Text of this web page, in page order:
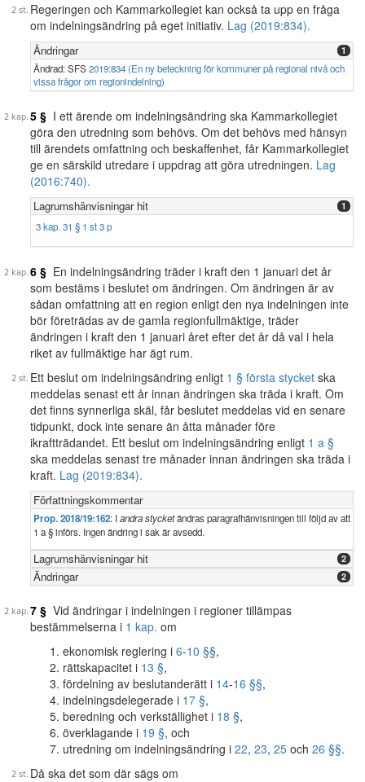
Regeringen och Kammarkollegiet kan också ta upp en fråga
om indelningsändring på eget initiativ. Lag (2019:834).
Ändringar 1
Ändrad: SFS2019:834 (En ny beteckning för kommuner på regional nivå och
vissa frågor om regionindelning)
5 § I ett ärende om indelningsändring ska Kammarkollegiet
göra den utredning som behövs. Om det behövs med hänsyn
till ärendets omfattning och beskaffenhet, får Kammarkollegiet
ge en särskild utredare i uppdrag att göra utredningen. Lag
(2016:740).
Lagrumshänvisningar hit 1
3 kap. 31 § 1 st 3 p
6 § En indelningsändring träder i kraft den 1 januari det år
som bestäms i beslutet om ändringen. Om ändringen är av
sådan omfattning att en region enligt den nya indelningen inte
bör företrädas av de gamla regionfullmäktige, träder
ändringen i kraft den 1 januari året efter det år då val i hela
riket av fullmäktige har ägt rum.
Ett beslut om indelningsändring enligt 1 § första stycket ska
meddelas senast ett år innan ändringen ska träda i kraft. Om
det finns synnerliga skäl, får beslutet meddelas vid en senare
tidpunkt, dock inte senare än åtta månader före
ikraftträdandet. Ett beslut om indelningsändring enligt 1 a §
ska meddelas senast tre månader innan ändringen ska träda i
kraft. Lag (2019:834).
Författningskommentar
Prop. 2018/19:162: Iandra stycketändras paragrafhänvisningen till följd av att
1 a § införs. Ingen ändring i sak är avsedd.
Lagrumshänvisningar hit 2
Ändringar 2
7 § Vid ändringar i indelningen i regioner tillämpas
bestämmelserna i 1 kap. om
ekonomisk reglering i 6-10 §§,
rättskapacitet i 13 §,
fördelning av beslutanderätt i 14-16 §§,
indelningsdelegerade i 17 §,
beredning och verkställighet i 18 §,
överklagande i 19 §, och
utredning om indelningsändring i 22, 23, 25 och 26 §§.
Då ska det som där sägs om